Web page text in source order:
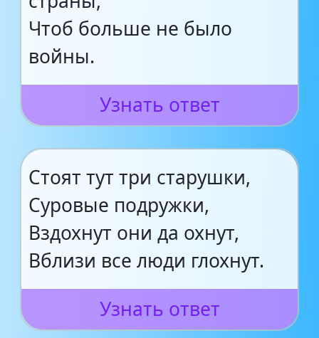
Чтоб больше не было
войны.
Узнать ответ
Стоят тут три старушки,
Суровые подружки,
Вздохнут они да охнут,
Вблизи все люди глохнут.
Узнать ответ